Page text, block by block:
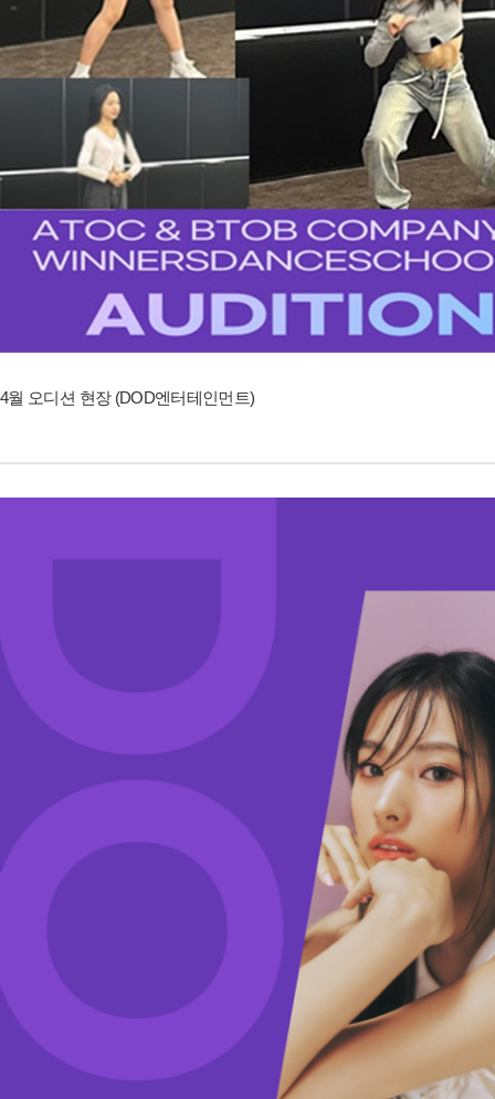
4월 오디션 현장 (DOD엔터테인먼트)